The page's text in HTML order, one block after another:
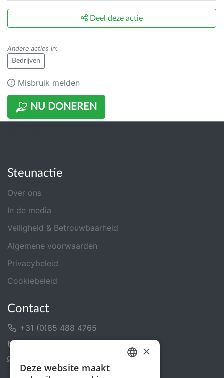
NU DONEREN
Deel deze actie
Andere acties in:
Bedrijven
Misbruik melden
Steunactie
Over ons
In de media
Veiligheid & Betrouwbaarheid
Algemene voorwaarden
Privacybeleid
Cookiebeleid
Contact
+31 (0)85 488 4765
×
Deze website maakt